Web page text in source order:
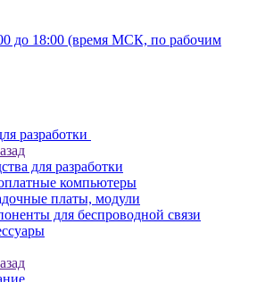
до 18:00 (время МСК, по рабочим
разработки
для разработки
компьютеры
платы, модули
для беспроводной связи